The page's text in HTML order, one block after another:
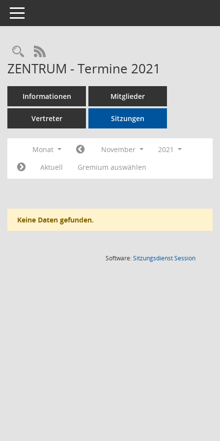
Toggle navigation
Rechercheauswahl
RSS-Feed
ZENTRUM - Termine 2021
Informationen Mitglieder
Vertreter Sitzungen
Monat November
2021
Aktuell
Gremium auswählen
Keine Daten gefunden.
Software:SitzungsdienstSession(Wird in